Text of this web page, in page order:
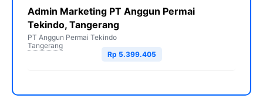
Admin Marketing PT Anggun Permai
Tekindo, Tangerang
PT Anggun Permai Tekindo
Tangerang
Rp 5.399.405